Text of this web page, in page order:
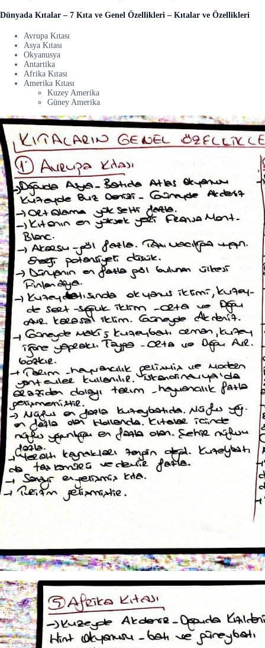
Dünyada Kıtalar – 7 Kıta ve Genel Özellikleri – Kıtalar ve Özellikleri
Avrupa Kıtası
Asya Kıtası
Okyanusya
Antartika
Afrika Kıtası
Amerika Kıtası
Kuzey Amerika
Güney Amerika